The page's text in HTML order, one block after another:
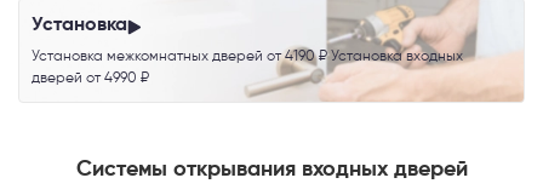
Установка
Установка межкомнатных дверей от 4190 ₽ Установка входных
дверей от 4990 ₽
Системы открывания входных дверей
Телефон